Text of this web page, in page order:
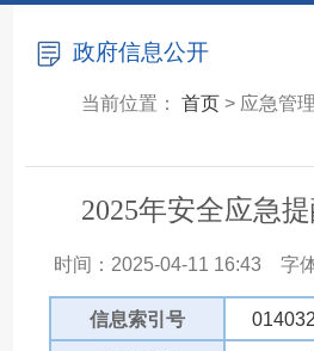
政府信息公开
当前位置： 首页> 应急管
2025年安全应急
时间：2025-04-11 16:43 字
信息索引号